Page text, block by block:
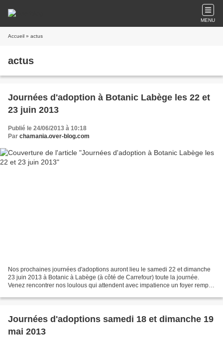
MENU
Accueil » actus
actus
Journées d'adoption à Botanic Labège les 22 et
23 juin 2013
Publié le 24/06/2013 à 10:18
Par chamania.over-blog.com
Nos prochaines journées d'adoptions auront lieu le samedi 22 et dimanche
23 juin 2013 à Botanic à Labège (à côté de Carrefour) toute la journée.
Venez rencontrer nos loulous qui attendent avec impatience un foyer rempli
Journées d'adoptions samedi 18 et dimanche 19
mai 2013